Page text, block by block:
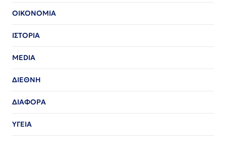
ΟΙΚΟΝΟΜΙΑ
ΙΣΤΟΡΙΑ
MEDIA
ΔΙΕΘΝΗ
ΔΙΑΦΟΡΑ
ΥΓΕΙΑ